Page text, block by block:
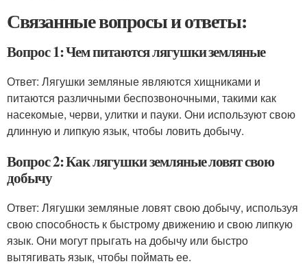
Связанные вопросы и ответы:
Вопрос 1: Чем питаются лягушки земляные
Ответ: Лягушки земляные являются хищниками и
питаются различными беспозвоночными, такими как
насекомые, черви, улитки и пауки. Они используют свою
длинную и липкую язык, чтобы ловить добычу.
Вопрос 2: Как лягушки земляные ловят свою
добычу
Ответ: Лягушки земляные ловят свою добычу, используя
свою способность к быстрому движению и свою липкую
язык. Они могут прыгать на добычу или быстро
вытягивать язык, чтобы поймать ее.